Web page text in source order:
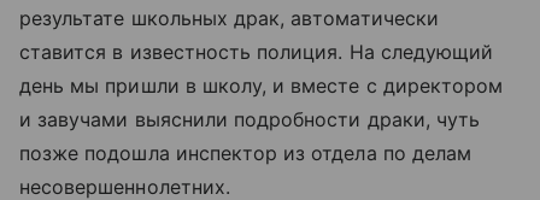
результате школьных драк, автоматически
ставится в известность полиция. На следующий
день мы пришли в школу, и вместе с директором
и завучами выяснили подробности драки, чуть
позже подошла инспектор из отдела по делам
несовершеннолетних.